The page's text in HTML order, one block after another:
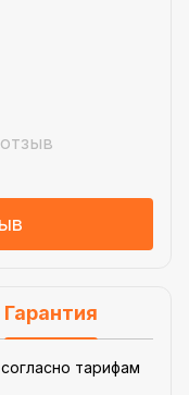
Гарантия
согласно тарифам